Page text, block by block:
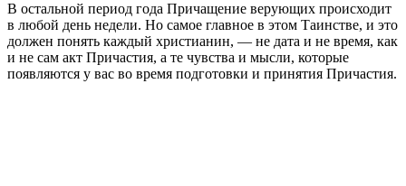
В остальной период года Причащение верующих происходит
в любой день недели. Но самое главное в этом Таинстве, и это
должен понять каждый христианин, — не дата и не время, как
и не сам акт Причастия, а те чувства и мысли, которые
появляются у вас во время подготовки и принятия Причастия.